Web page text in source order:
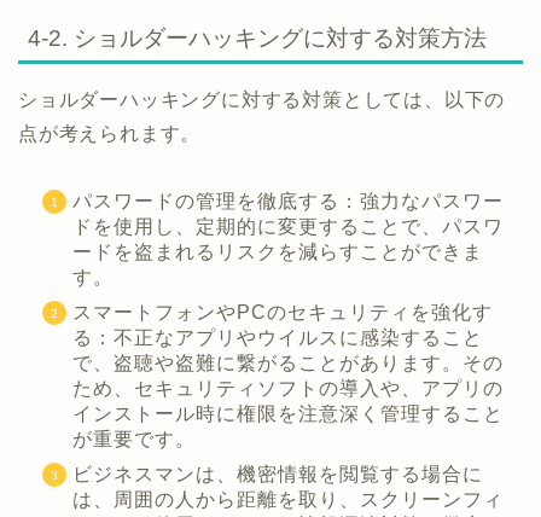
4-2. ショルダーハッキングに対する対策方法
ショルダーハッキングに対する対策としては、以下の
点が考えられます。
パスワードの管理を徹底する：強力なパスワー
ドを使用し、定期的に変更することで、パスワ
ードを盗まれるリスクを減らすことができま
す。
スマートフォンやPCのセキュリティを強化す
る：不正なアプリやウイルスに感染すること
で、盗聴や盗難に繋がることがあります。その
ため、セキュリティソフトの導入や、アプリの
インストール時に権限を注意深く管理すること
が重要です。
ビジネスマンは、機密情報を閲覧する場合に
は、周囲の人から距離を取り、スクリーンフィ